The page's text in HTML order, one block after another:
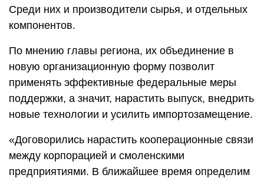
Среди них и производители сырья, и отдельных
компонентов.
По мнению главы региона, их объединение в
новую организационную форму позволит
применять эффективные федеральные меры
поддержки, а значит, нарастить выпуск, внедрить
новые технологии и усилить импортозамещение.
«Договорились нарастить кооперационные связи
между корпорацией и смоленскими
предприятиями. В ближайшее время определим